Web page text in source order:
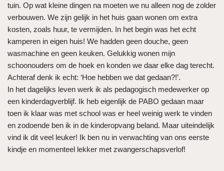
tuin. Op wat kleine dingen na moeten we nu alleen nog de zolder
verbouwen. We zijn gelijk in het huis gaan wonen om extra
kosten, zoals huur, te vermijden. In het begin was het echt
kamperen in eigen huis! We hadden geen douche, geen
wasmachine en geen keuken. Gelukkig wonen mijn
schoonouders om de hoek en konden we daar elke dag terecht.
Achteraf denk ik echt: ‘Hoe hebben we dat gedaan?!’.
In het dagelijks leven werk ik als pedagogisch medewerker op
een kinderdagverblijf. Ik heb eigenlijk de PABO gedaan maar
toen ik klaar was met school was er heel weinig werk te vinden
en zodoende ben ik in de kinderopvang beland. Maar uiteindelijk
vind ik dit veel leuker! Ik ben nu in verwachting van ons eerste
kindje en momenteel lekker met zwangerschapsverlof!